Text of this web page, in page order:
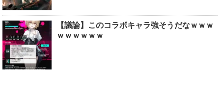
【議論】このコラボキャラ強そうだなｗｗｗ
ｗｗｗｗｗｗ